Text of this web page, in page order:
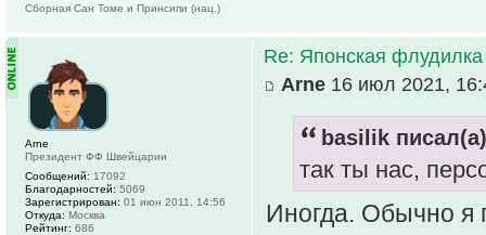
Сборная Сан Томе и Принсипи (нац.)
Re: Японская флудилка
Arne 16 июл 2021,
basilik
так ты нас,
Иногда. Обычно я
Arne
Президент ФФ Швейцарии
Сообщений: 17092
Благодарностей: 5069
Зарегистрирован: 01 июн 2011, 14:56
Откуда: Москва
Рейтинг: 686